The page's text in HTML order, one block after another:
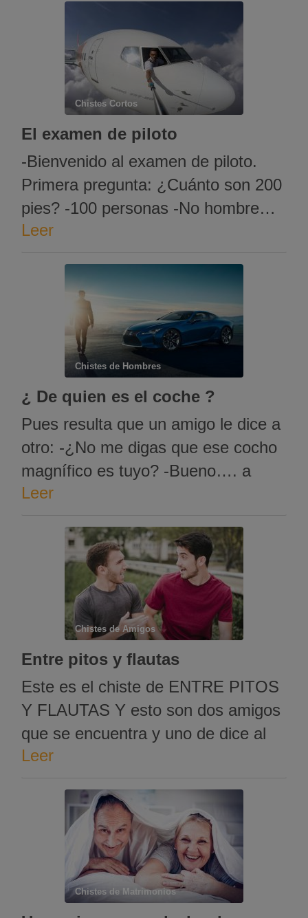
Chistes Cortos
El examen de piloto
-Bienvenido al examen de piloto.
Primera pregunta: ¿Cuánto son 200
pies? -100 personas -No hombre…
no… -¿Hay algún cojo o qué?
Leer
Chistes de Hombres
¿ De quien es el coche ?
Pues resulta que un amigo le dice a
otro: -¿No me digas que ese cocho
magnífico es tuyo? -Bueno…. a
veces -¿Cómo que a veces? -Si.
mujer. Cuando hay una fiesta en
alguna parte es de mi hijo. Y cuando
hay que ponerle …
Leer
Chistes de Amigos
Entre pitos y flautas
Este es el chiste de ENTRE PITOS
Y FLAUTAS Y esto son dos amigos
que se encuentra y uno de dice al
otro. – ¡ Fijate Mariano que entre
euros ! – ¿ Y eso como ha sido ? –
¡ Pues ya …
Leer
Chistes de Matrimonios